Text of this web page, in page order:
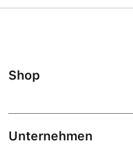
Shop
Unternehmen